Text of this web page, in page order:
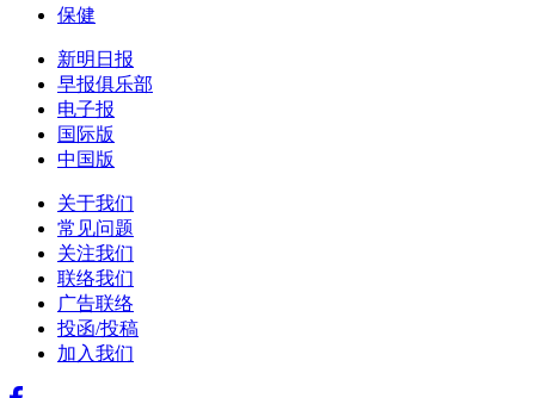
保健
新明日报
早报俱乐部
电子报
国际版
中国版
关于我们
常见问题
关注我们
联络我们
广告联络
投函/投稿
加入我们